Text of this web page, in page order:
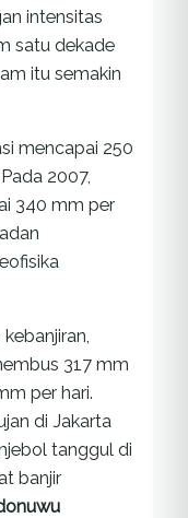
intensitas
satu dekade
itu semakin
mencapai 250
2007,
340 mm per
317 mm
per hari.
di Jakarta
tanggul di
banjir